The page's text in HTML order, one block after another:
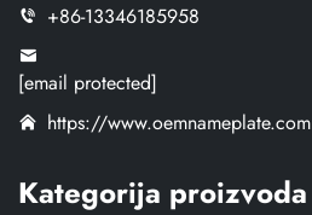
+86-13346185958
[email protected]
https://www.oemnameplate.com
Kategorija proizvoda